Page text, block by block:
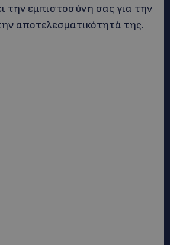
την εμπιστοσύνη σας για την
αποτελεσματικότητά της.